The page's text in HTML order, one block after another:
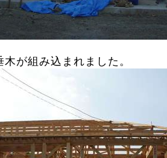
が組み込まれました。